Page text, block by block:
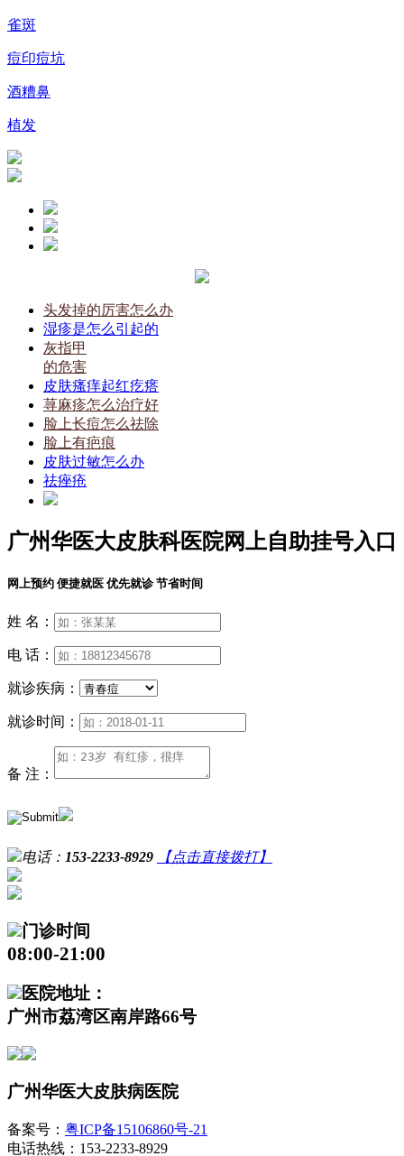
雀斑
痘印痘坑
酒糟鼻
植发
头发掉的厉害怎么办
湿疹是怎么引起的
灰指甲
的危害
皮肤瘙痒起红疙瘩
荨麻疹怎么治疗好
脸上长痘怎么祛除
脸上有疤痕
皮肤过敏怎么办
祛痤疮
广州华医大皮肤科医院网上自助挂号入口
网上预约 便捷就医 优先就诊 节省时间
姓 名：
电 话：
就诊疾病：
就诊时间：
备 注：
电话： 153-2233-8929 【点击直接拨打】
门诊时间
08:00-21:00
医院地址：
广州市荔湾区南岸路66号
广州华医大皮肤病医院
备案号： 粤ICP备15106860号-21
电话热线：153-2233-8929